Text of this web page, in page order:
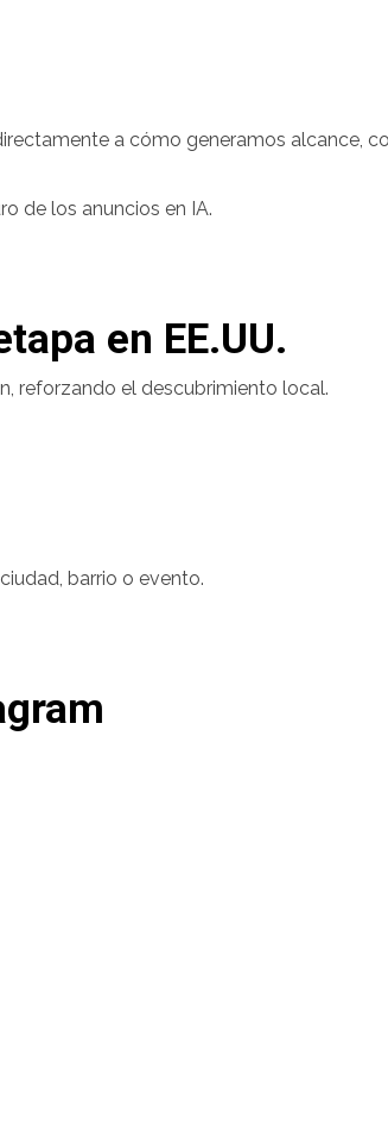
a cómo generamos alcance,
de los anuncios en IA.
en EE.UU.
reforzando el descubrimiento local.
barrio o evento.